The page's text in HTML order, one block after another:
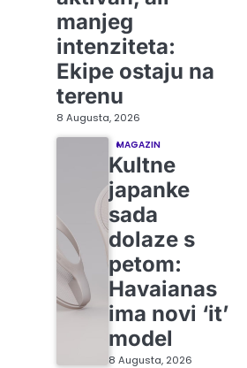
manjeg
intenziteta:
Ekipe ostaju na
terenu
8 Augusta, 2026
MAGAZIN
Kultne
japanke
sada
dolaze s
petom:
Havaianas
ima novi ‘it’
model
8 Augusta, 2026